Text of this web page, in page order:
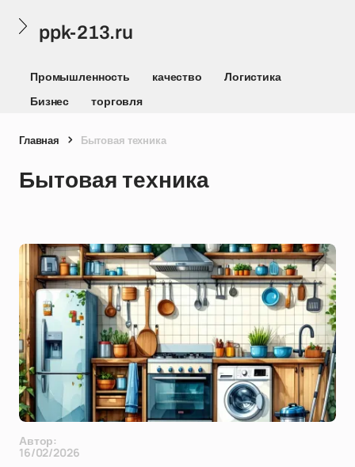
ppk-213.ru
Промышленность качество
Логистика
Бизнес
торговля
Главная Бытовая техника
Бытовая техника
Автор:
16/02/2026